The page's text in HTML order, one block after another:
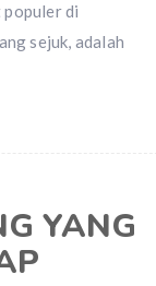
di
sejuk, adalah
YANG